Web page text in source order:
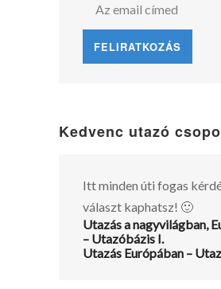
Kedvenc utazó
Itt minden úti fogas
választ kaphatsz! 🙂
Utazás a nagyvilágban,
– Utazóbázis I.
Utazás Európában –